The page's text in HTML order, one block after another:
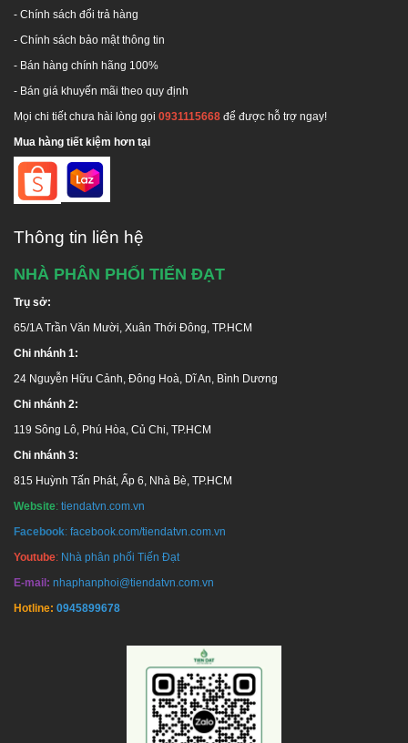
- Chính sách đổi trả hàng
- Chính sách bảo mật thông tin
- Bán hàng chính hãng 100%
- Bán giá khuyến mãi theo quy định
Mọi chi tiết chưa hài lòng gọi 0931115668 để được hỗ trợ ngay!
Mua hàng tiết kiệm hơn tại
Thông tin liên hệ
NHÀ PHÂN PHỐI TIẾN ĐẠT
Trụ sở:
65/1A Trần Văn Mười, Xuân Thới Đông, TP.HCM
Chi nhánh 1:
24 Nguyễn Hữu Cảnh, Đông Hoà, Dĩ An, Bình Dương
Chi nhánh 2:
119 Sông Lô, Phú Hòa, Củ Chi, TP.HCM
Chi nhánh 3:
815 Huỳnh Tấn Phát, Ấp 6, Nhà Bè, TP.HCM
Website: tiendatvn.com.vn
Facebook: facebook.com/tiendatvn.com.vn
Youtube: Nhà phân phối Tiến Đạt
E-mail: nhaphanphoi@tiendatvn.com.vn
Hotline: 0945899678